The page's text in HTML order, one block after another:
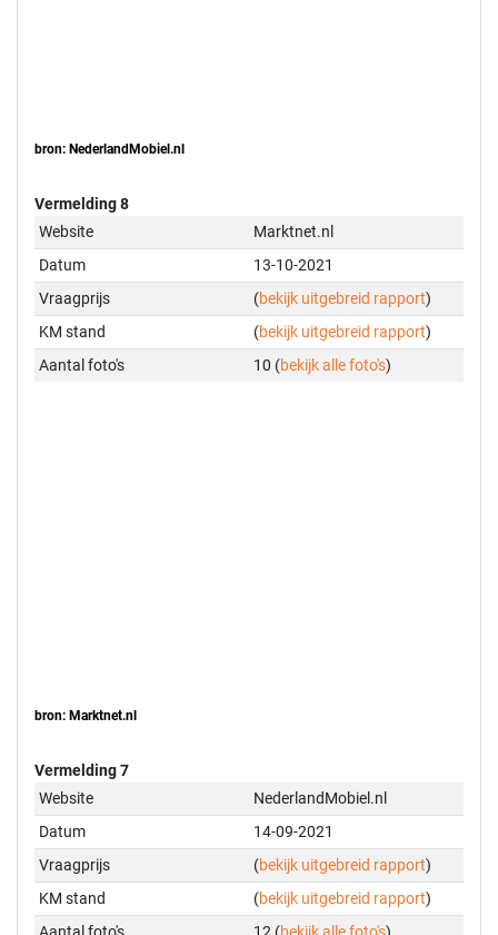
bron: NederlandMobiel.nl
Vermelding 8
Website
Marktnet.nl
Datum
13-10-2021
Vraagprijs
(bekijk uitgebreid rapport)
KM stand
(bekijk uitgebreid rapport)
Aantal foto's
10 (bekijk alle foto's)
bron: Marktnet.nl
Vermelding 7
Website
NederlandMobiel.nl
Datum
14-09-2021
Vraagprijs
(bekijk uitgebreid rapport)
KM stand
(bekijk uitgebreid rapport)
Aantal foto's
12 (bekijk alle foto's)